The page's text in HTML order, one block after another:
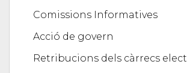
Comissions Informatives
Acció de govern
Retribucions dels càrrecs